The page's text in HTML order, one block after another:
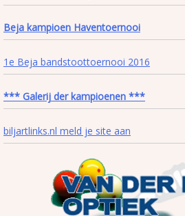
Beja kampioen Haventoernooi
1e Beja bandstoottoernooi 2016
*** Galerij der kampioenen ***
biljartlinks.nl meld je site aan